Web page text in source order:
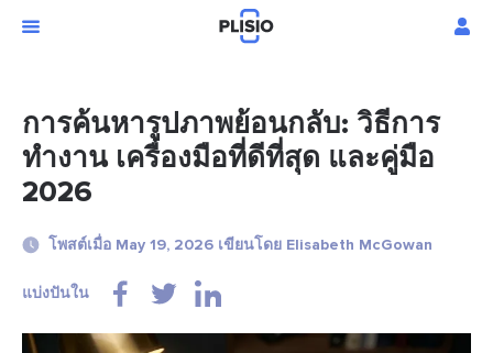
การค้นหารูปภาพย้อนกลับ: วิธีการ
ทำงาน เครื่องมือที่ดีที่สุด และคู่มือ
2026
โพสต์เมื่อ May 19, 2026 เขียนโดย Elisabeth McGowan
แบ่งปันใน